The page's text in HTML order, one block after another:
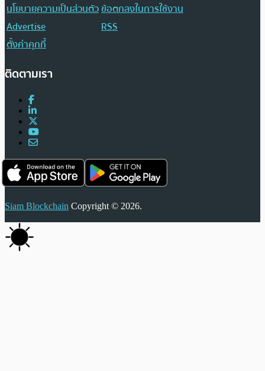
นโยบายความเป็นส่วนตัวข้อตกลงในการใช้งาน
Advertise
RSS
ตั้งค่าคุกกี้
ติดตามเรา
Siam Blockchain Copyright © 2026.